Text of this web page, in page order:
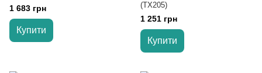
1 683 грн
Купити
(TX205)
1 251 грн
Купити